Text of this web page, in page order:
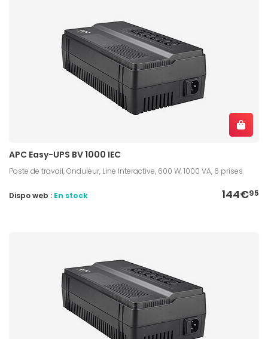
APC Easy-UPS BV 1000 IEC
Poste de travail, Onduleur, Line Interactive, 600 W, 1000 VA, 6 prises
144€95
Dispo web : En stock